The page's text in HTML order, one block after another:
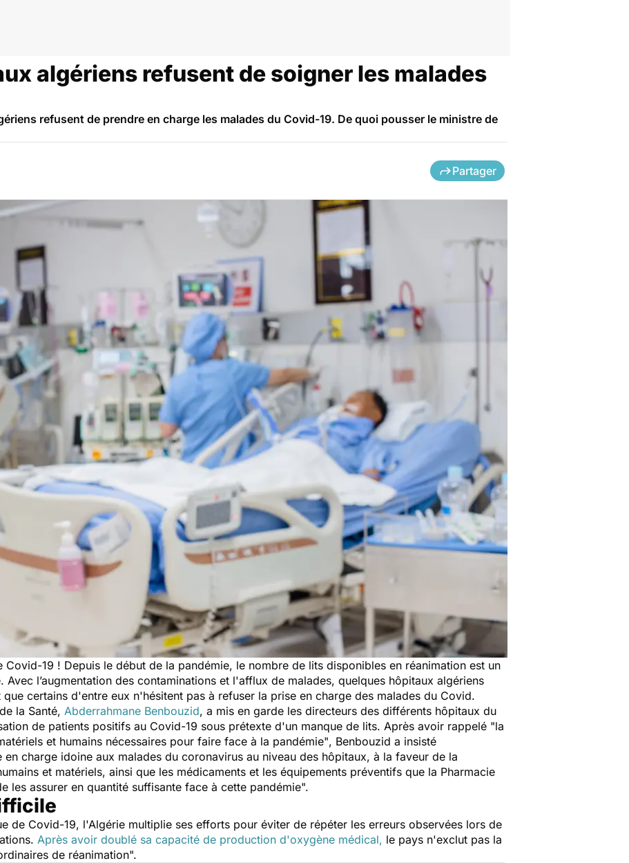
algériens refusent de soigner les malades
refusent de prendre en charge les malades du Covid-19. De quoi pousser le ministre de
Partager
Covid-19 ! Depuis le début de la pandémie, le nombre de lits disponibles en réanimation est un
l’augmentation des contaminations et l'afflux de malades, quelques hôpitaux algériens
certains d'entre eux n'hésitent pas à refuser la prise en charge des malades du Covid.
la Santé, Abderrahmane Benbouzid, a mis en garde les directeurs des différents hôpitaux du
de patients positifs au Covid-19 sous prétexte d'un manque de lits. Après avoir rappelé "la
et humains nécessaires pour faire face à la pandémie", Benbouzid a insisté
en charge idoine aux malades du coronavirus au niveau des hôpitaux, à la faveur de la
et matériels, ainsi que les médicaments et les équipements préventifs que la Pharmacie
les assurer en quantité suffisante face à cette pandémie".
de Covid-19, l'Algérie multiplie ses efforts pour éviter de répéter les erreurs observées lors de
Après avoir doublé sa capacité de production d'oxygène médical, le pays n'exclut pas la
de réanimation".